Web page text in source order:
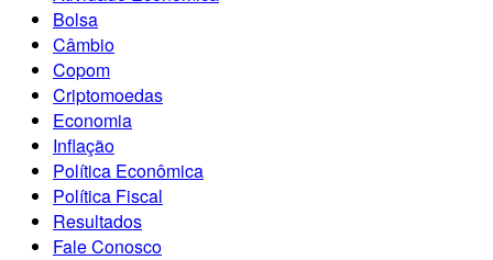
Bolsa
Câmbio
Copom
Criptomoedas
Economia
Inflação
Política Econômica
Política Fiscal
Resultados
Fale Conosco